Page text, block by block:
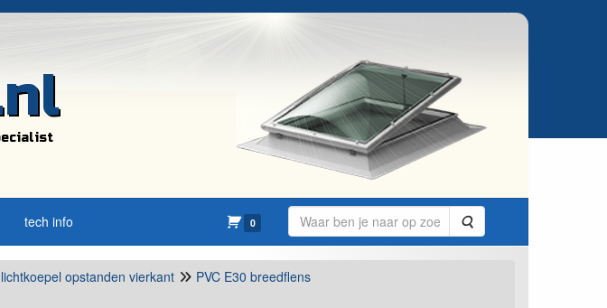
tech info 0 Zoeken
lichtkoepel opstanden vierkant
PVC E30 breedflens